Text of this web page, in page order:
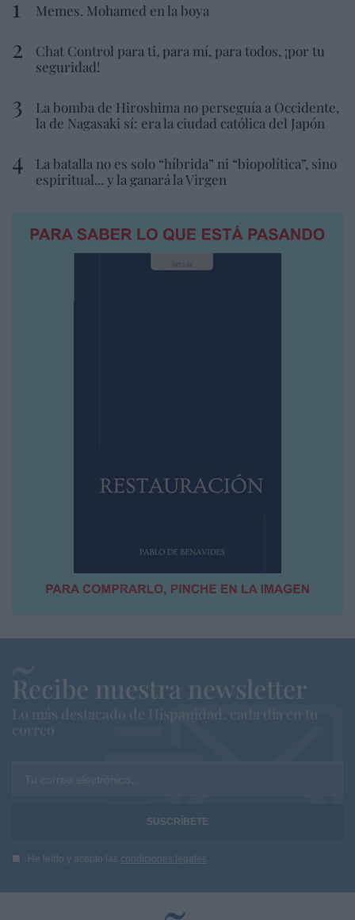
Memes. Mohamed en la boya
Chat Control para ti, para mí, para todos, ¡por tu
seguridad!
La bomba de Hiroshima no perseguía a Occidente,
la de Nagasaki sí: era la ciudad católica del Japón
La batalla no es solo “híbrida” ni “biopolítica”, sino
espiritual... y la ganará la Virgen
Recibe nuestra newsletter
Lo más destacado de Hispanidad, cada dia en tu
correo
Tu correo electrónico...
He leído y acepto las condiciones legales